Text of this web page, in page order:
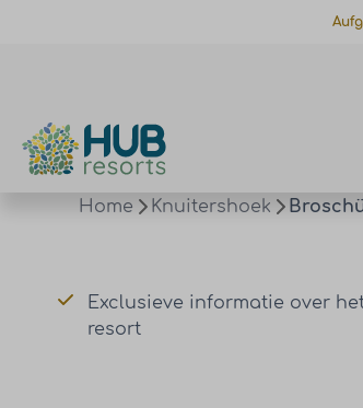
Home Knuitershoek
Exclusieve informatie over
resort